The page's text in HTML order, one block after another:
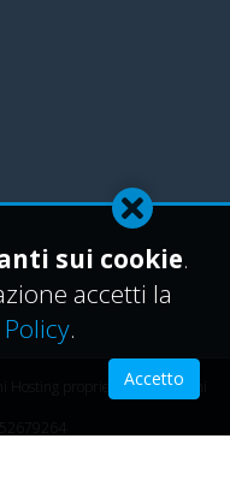
Hosting proprietà ML Soluzioni
sui cookie.
accetti la
.
Accetto